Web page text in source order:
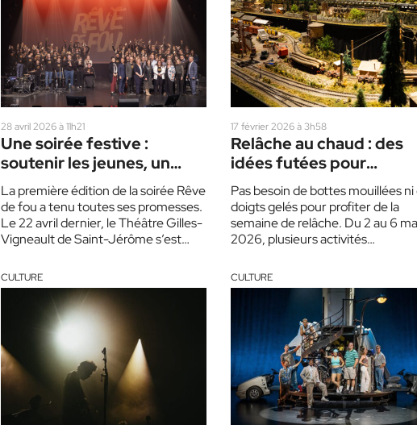
28 avril 2026 à 11h21
Une soirée festive :
soutenir les jeunes, un
rêve de fou à la fois
La première édition de la soirée Rêve
de fou a tenu toutes ses promesses.
Le 22 avril dernier, le Théâtre Gilles-
Vigneault de Saint-Jérôme s’est
17 février 2026 à 3h58
Relâche au chaud : des
idées futées pour
s’amuser en famille
Pas besoin de bottes mouillées ni
doigts gelés pour profiter de la
semaine de relâche. Du 2 au 6
2026, plusieurs activités
CULTURE CULTURE